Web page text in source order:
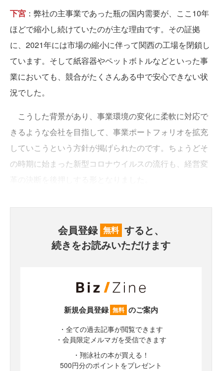
下宮 ：弊社の主事業であった瓶の国内需要が、ここ10年
ほどで縮小し続けていたのが主な理由です。その証拠
に、2021年には市場の縮小に伴って関西の工場を閉鎖し
ています。そして紙容器やペットボトルなどといった事
業においても、競合がたくさんある中で安心できない状
況でした。
こうした背景があり、事業環境の変化に柔軟に対応で
きるような会社を目指して、事業ポートフォリオを拡充
していこうという方針が掲げられたのです。ちょうどそ
の時期に始まった新型コロナウイルスの流行も、経営変
会員登録 無料 すると、
続きをお読みいただけます
新規会員登録 無料 のご案内
・全ての過去記事が閲覧できます
・会員限定メルマガを受信できます
・翔泳社の本が買える！
500円分のポイントをプレゼント